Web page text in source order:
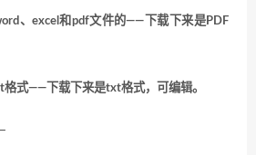
、excel和pdf文件的——下载下来是PDF
式——下载下来是txt格式，可编辑。